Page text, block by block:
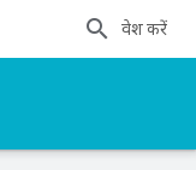
प्रवेश करें